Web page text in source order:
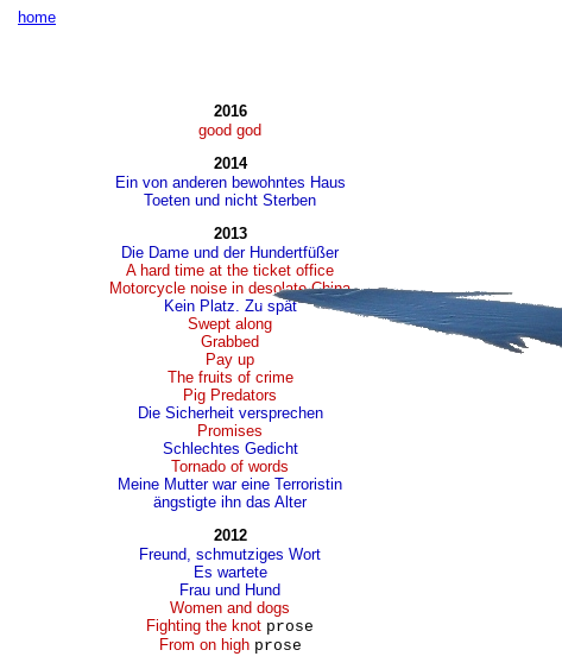
home
2016
good god
2014
Ein von anderen bewohntes Haus
Toeten und nicht Sterben
2013
Die Dame und der Hundertfüßer
A hard time at the ticket office
Motorcycle noise in desolate China
Kein Platz. Zu spät
Swept along
Grabbed
Pay up
The fruits of crime
Pig Predators
Die Sicherheit versprechen
Promises
Schlechtes Gedicht
Tornado of words
Meine Mutter war eine Terroristin
ängstigte ihn das Alter
2012
Freund, schmutziges Wort
Es wartete
Frau und Hund
Women and dogs
Fighting the knot prose
From on high prose